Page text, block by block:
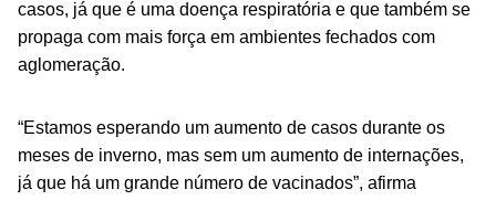
casos, já que é uma doença respiratória e que também se
propaga com mais força em ambientes fechados com
aglomeração.
“Estamos esperando um aumento de casos durante os
meses de inverno, mas sem um aumento de internações,
já que há um grande número de vacinados”, afirma